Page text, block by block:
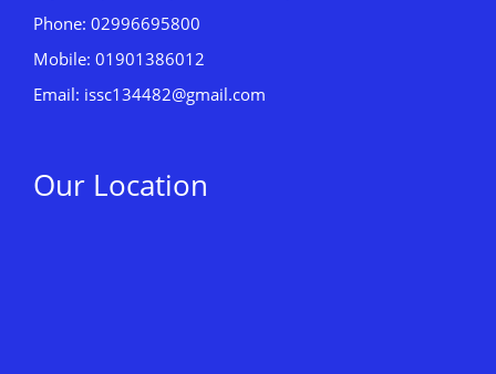
Phone: 02996695800
Mobile: 01901386012
Email: issc134482@gmail.com
Our Location